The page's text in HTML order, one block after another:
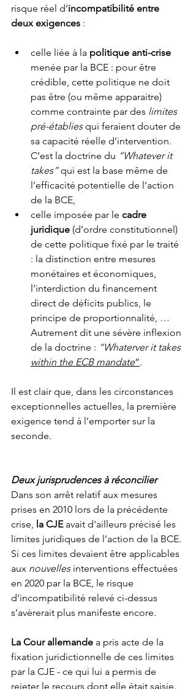
risque réel d’incompatibilité entre
deux exigences :
celle liée à la politique anti-crise
menée par la BCE : pour être
crédible, cette politique ne doit
pas être (ou même apparaitre)
comme contrainte par des limites
pré-établies qui feraient douter de
sa capacité réelle d’intervention.
C’est la doctrine du “Whatever it
takes” qui est la base même de
l’efficacité potentielle de l’action
de la BCE,
celle imposée par le cadre
juridique (d’ordre constitutionnel)
de cette politique fixé par le traité
: la distinction entre mesures
monétaires et économiques,
l’interdiction du financement
direct de déficits publics, le
principe de proportionnalité, …
Autrement dit une sévère inflexion
de la doctrine : “Whaterver it takes
within the ECB mandate”.
Il est clair que, dans les circonstances
exceptionnelles actuelles, la première
exigence tend à l’emporter sur la
seconde.
Deux jurisprudences à réconcilier
Dans son arrêt relatif aux mesures
prises en 2010 lors de la précédente
crise, la CJE avait d'ailleurs précisé les
limites juridiques de l’action de la BCE.
Si ces limites devaient être applicables
aux nouvelles interventions effectuées
en 2020 par la BCE, le risque
d’incompatibilité relevé ci-dessus
s’avèrerait plus manifeste encore.
La Cour allemande a pris acte de la
fixation juridictionnelle de ces limites
par la CJE - ce qui lui a permis de
rejeter le recours dont elle était saisie.